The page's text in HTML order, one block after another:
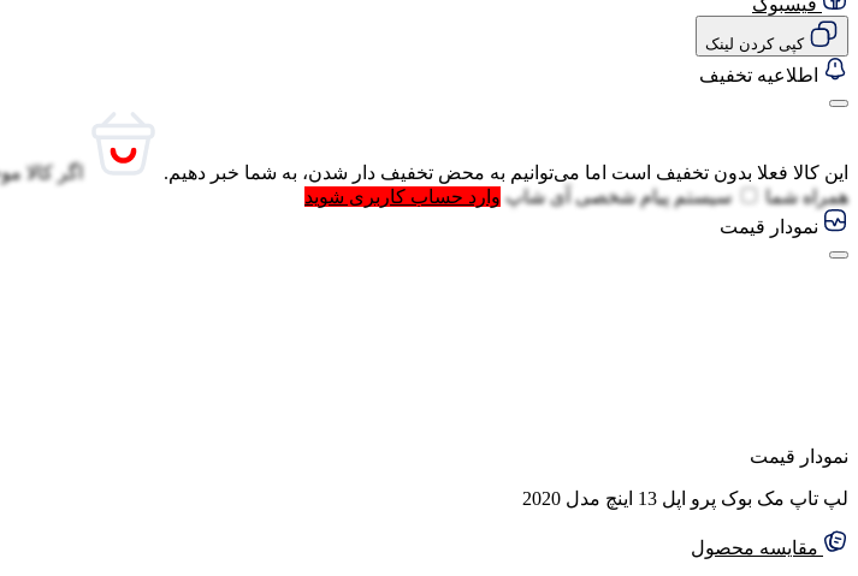
کپی کردن لینک
اطلاعیه تخفیف
این کالا فعلا بدون تخفیف است اما می‌توانیم به محض تخفیف دار شدن، به شما خبر دهیم. اگر کالا
همراه شما
سیستم پیام شخصی آی شاپ وارد حساب کاربری شوید
نمودار قیمت
نمودار قیمت
لپ تاپ مک بوک پرو اپل 13 اینچ مدل 2020
مقایسه محصول